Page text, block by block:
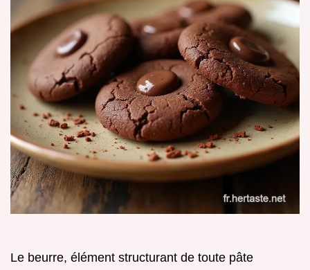
Le beurre, élément structurant de toute pâte